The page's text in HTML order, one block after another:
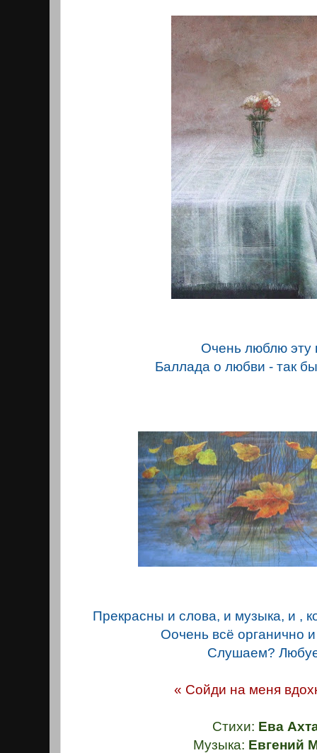
Очень люблю эту
Баллада о любви - так
Прекрасны и слова, и музыка, и ,
Оочень всё органично
Слушаем?
« Сойди на меня
Стихи: Ева
Музыка: Евгений